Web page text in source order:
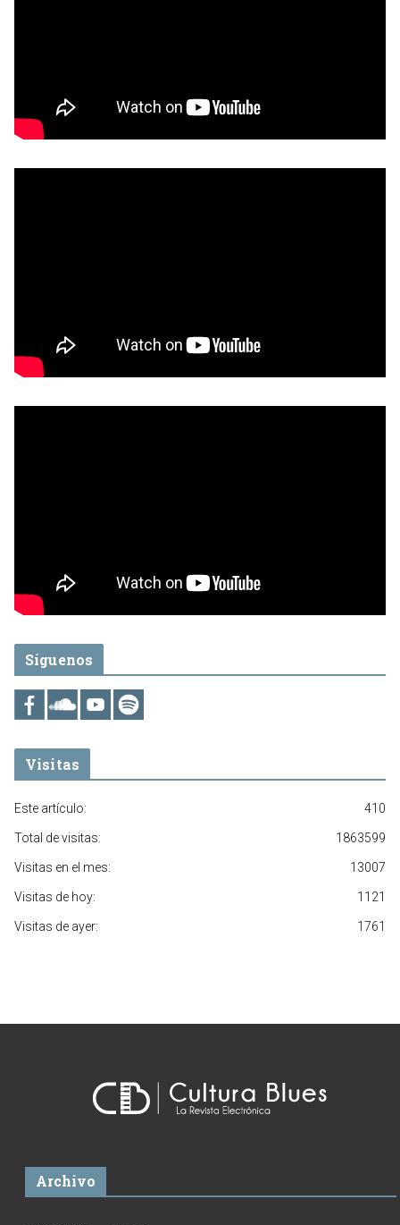
Síguenos
Visitas
410
Este artículo:
1863599
Total de visitas:
13007
Visitas en el mes:
1121
Visitas de hoy:
1761
Visitas de ayer:
Archivo